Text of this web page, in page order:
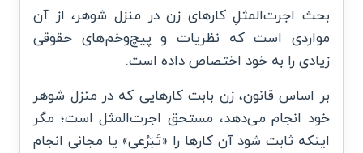
بحث اجرت‌المثلِ کارهای زن در منزل شوهر، از آن
مواردی است که نظریات و پیچ‌و‌خم‌های حقوقی
زیادی را به خود اختصاص داده است.
بر اساس قانون، زن بابت کارهایی که در منزل شوهر
خود انجام می‌دهد، مستحق اجرت‌المثل است؛ مگر
اینکه ثابت شود آن کارها را «تَبَرُعی» یا مجانی انجام